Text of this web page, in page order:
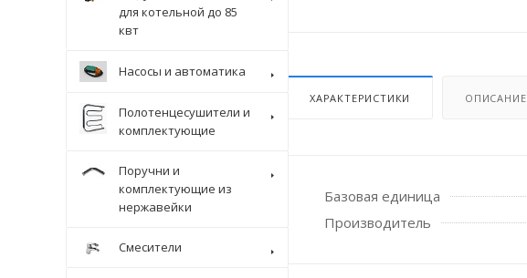
ХАРАКТЕРИСТИКИ ОПИСАНИЕ
Базовая единица
Производитель
для котельной до 85
квт
Насосы и автоматика
Полотенцесушители и
комплектующие
Поручни и
комплектующие из
нержавейки
Смесители